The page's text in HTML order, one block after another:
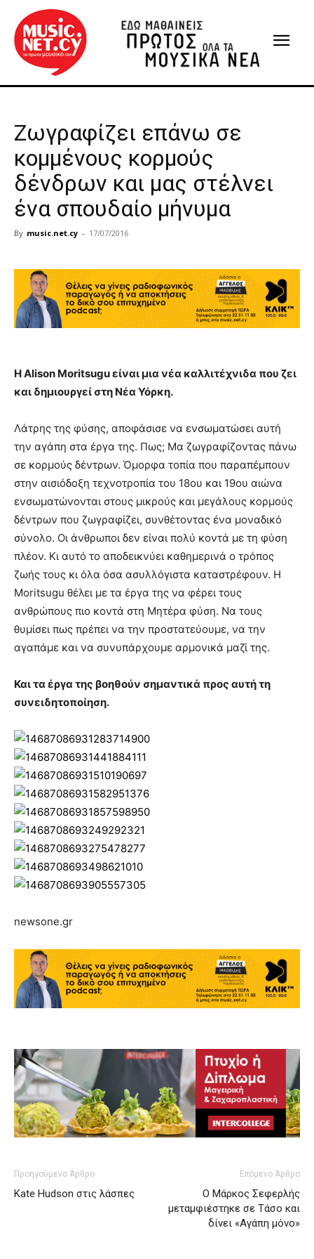
Ζωγραφίζει επάνω σε
κομμένους κορμούς
δένδρων και μας στέλνει
ένα σπουδαίο μήνυμα
By music.net.cy - 17/07/2016
Η Alison Moritsugu είναι μια νέα καλλιτέχνιδα που ζει
και δημιουργεί στη Νέα Υόρκη.
Λάτρης της φύσης, αποφάσισε να ενσωματώσει αυτή
την αγάπη στα έργα της. Πως; Μα ζωγραφίζοντας πάνω
σε κορμούς δέντρων. Όμορφα τοπία που παραπέμπουν
στην αισιόδοξη τεχνοτροπία του 18ου και 19ου αιώνα
ενσωματώνονται στους μικρούς και μεγάλους κορμούς
δέντρων που ζωγραφίζει, συνθέτοντας ένα μοναδικό
σύνολο. Οι άνθρωποι δεν είναι πολύ κοντά με τη φύση
πλέον. Κι αυτό το αποδεικνύει καθημερινά ο τρόπος
ζωής τους κι όλα όσα ασυλλόγιστα καταστρέφουν. Η
Moritsugu θέλει με τα έργα της να φέρει τους
ανθρώπους πιο κοντά στη Μητέρα φύση. Να τους
θυμίσει πως πρέπει να την προστατεύουμε, να την
αγαπάμε και να συνυπάρχουμε αρμονικά μαζί της.
Και τα έργα της βοηθούν σημαντικά προς αυτή τη
συνειδητοποίηση.
newsone.gr
Προηγούμενο Άρθρο
Kate Hudson στις λάσπες
Επόμενο Άρθρο
Ο Μάρκος Σεφερλής
μεταμφιέστηκε σε Τάσο και
δίνει «Αγάπη μόνο»